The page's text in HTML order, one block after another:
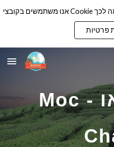
Skip to main content
פרטיות
מוק צ'או - Moc